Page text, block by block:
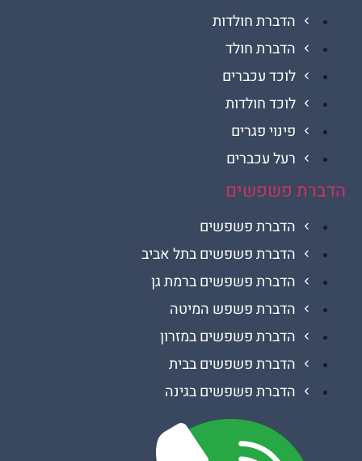
הדברת חולדות
הדברת חולד
לוכד עכברים
לוכד חולדות
פינוי פגרים
רעל עכברים
פשפשים
הדברת פשפשים
הדברת פשפשים בתל אביב
הדברת פשפשים ברמת גן
הדברת פשפש המיטה
הדברת פשפשים במזרון
הדברת פשפשים בבית
הדברת פשפשים בגינה